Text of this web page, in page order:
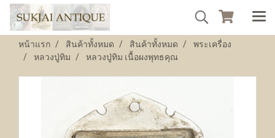
หน้าแรก สินค้าทั้งหมด สินค้าทั้งหมด
พระเครื่อง
หลวงปู่ทิม
หลวงปู่ทิม เนื้อผงพุทธคุณ